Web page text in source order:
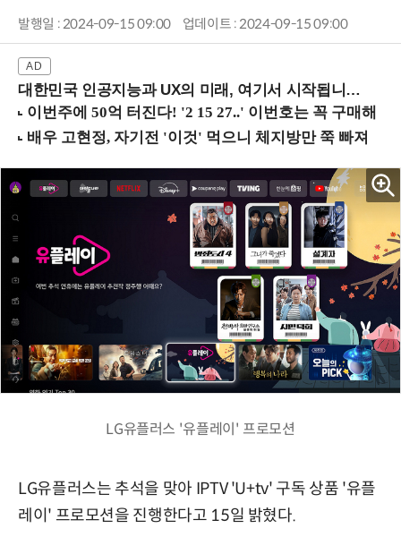
발행일 : 2024-09-15 09:00 업데이트 : 2024-09-15 09:00
대한민국 인공지능과 UX의 미래, 여기서 시작됩니다! (9/2 강남역)
LG유플러스 '유플레이' 프로모션
LG유플러스는 추석을 맞아 IPTV 'U+tv' 구독 상품 '유플
레이' 프로모션을 진행한다고 15일 밝혔다.